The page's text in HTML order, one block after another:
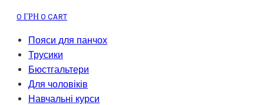
0 ГРН 0 CART
Пояси для панчох
Трусики
Бюстгальтери
Для чоловіків
Навчальні курси